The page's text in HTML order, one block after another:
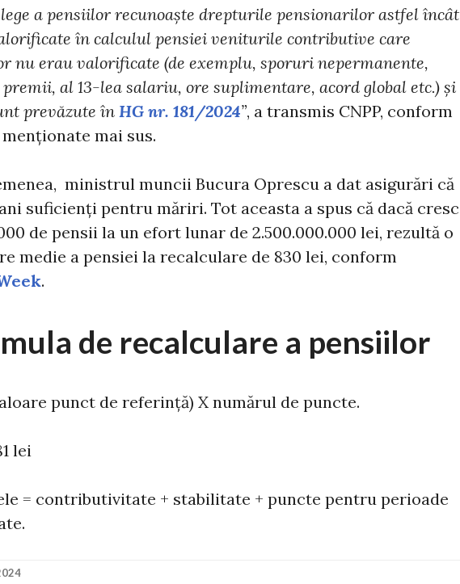
lege a pensiilor recunoaște drepturile pensionarilor astfel încât
în calculul pensiei veniturile contributive care
nu erau valorificate (de exemplu, sporuri nepermanente,
al 13-lea salariu, ore suplimentare, acord global etc.) și
prevăzute în HG nr. 181/2024”, a transmis CNPP, conform
mai sus.
ministrul muncii Bucura Oprescu a dat asigurări că
suficienți pentru măriri. Tot aceasta a spus că dacă cresc
de pensii la un efort lunar de 2.500.000.000 lei, rezultă o
medie a pensiei la recalculare de 830 lei, conform
.
de recalculare a pensiilor
punct de referință) X numărul de puncte.
lei
= contributivitate + stabilitate + puncte pentru perioade